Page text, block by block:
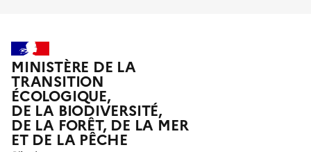
MINISTÈRE DE LA
TRANSITION
ÉCOLOGIQUE,
DE LA BIODIVERSITÉ,
DE LA FORÊT, DE LA MER
ET DE LA PÊCHE